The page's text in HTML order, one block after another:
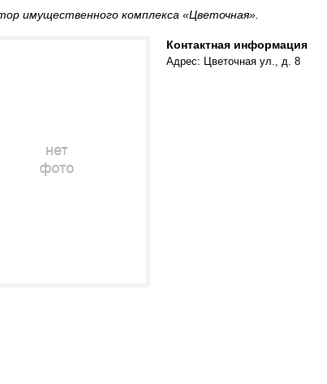
имущественного комплекса «Цветочная».
Контактная информация
Адрес: Цветочная ул., д. 8